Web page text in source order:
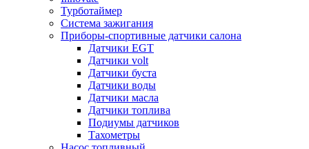
Турботаймер
Система зажигания
Приборы-спортивные датчики салона
Датчики EGT
Датчики volt
Датчики буста
Датчики воды
Датчики масла
Датчики топлива
Подиумы датчиков
Тахометры